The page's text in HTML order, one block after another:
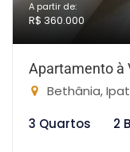
A partir de:
R$ 360.000
Apartamento à
Bethânia,
3 Quartos
2